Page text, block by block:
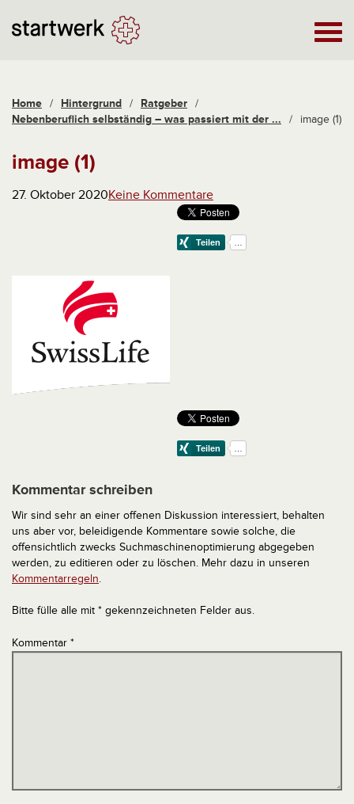
Home / Hintergrund / Ratgeber /
Nebenberuflich selbständig – was passiert mit der ...
/ image (1)
image (1)
27. Oktober 2020Keine Kommentare
Kommentar schreiben
Wir sind sehr an einer offenen Diskussion interessiert, behalten
uns aber vor, beleidigende Kommentare sowie solche, die
offensichtlich zwecks Suchmaschinenoptimierung abgegeben
werden, zu editieren oder zu löschen. Mehr dazu in unseren
Kommentarregeln.
Bitte fülle alle mit * gekennzeichneten Felder aus.
Kommentar *